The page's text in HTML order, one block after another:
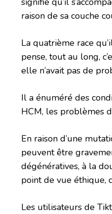
raison de sa couche
La quatrième race
pense, tout au long,
elle n’avait pas de
Il a énuméré des
HCM, les problèmes
En raison d’une
peuvent être
dégénératives, à la
point de vue éthique,
Les utilisateurs de